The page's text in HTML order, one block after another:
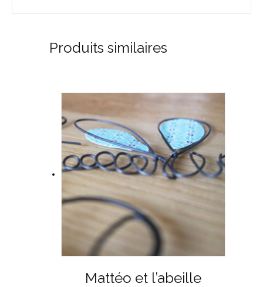
Produits similaires
Mattéo et l’abeille